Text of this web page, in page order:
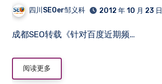
四川SEOer邹义科 2012 年 10 月 23 日
成都SEO转载《针对百度近期频…
阅读更多